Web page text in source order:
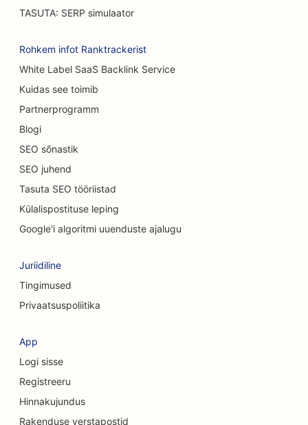
SEO Casual Dining restoranidele
SEO vaipade ja põrandakattematerjalide
SEO autopesulate jaoks
SEO autokauplustele
SEO puhastusteenuste jaoks
SEO kiropraktikutele
SEO keemilise koorimise teenuste jaoks
SEO kraniofatsiaalsetele kirurgidele
SEO kohvipoodidele
SEO krediidiühistutele
SEO Delis'ile
TASUTA: SERP simulaator
Rohkem infot Ranktrackerist
White Label SaaS Backlink Service
Kuidas see toimib
Partnerprogramm
Blogi
SEO sõnastik
SEO juhend
Tasuta SEO tööriistad
Külalispostituse leping
Google'i algoritmi uuenduste ajalugu
Juriidiline
Tingimused
Privaatsuspoliitika
App
Logi sisse
Registreeru
Hinnakujundus
Rakenduse verstapostid